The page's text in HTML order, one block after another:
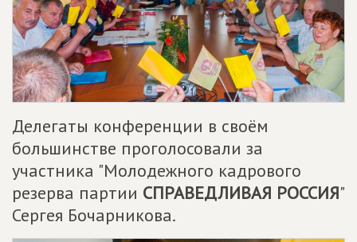
Делегаты конференции в своём
большинстве проголосовали за
участника "Молодежного кадрового
резерва партии СПРАВЕДЛИВАЯ РОССИЯ"
Сергея Бочарникова.